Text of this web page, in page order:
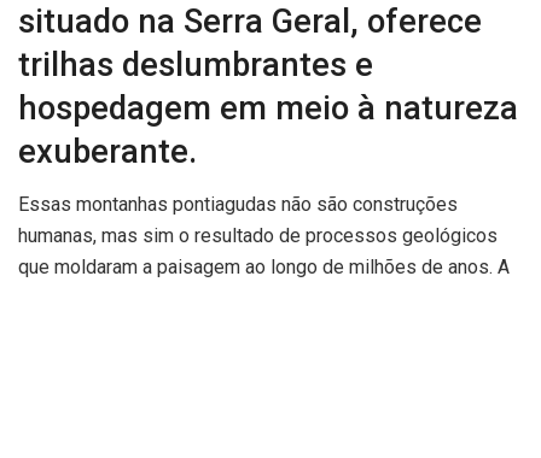
situado na Serra Geral, oferece
trilhas deslumbrantes e
hospedagem em meio à natureza
exuberante.
Essas montanhas pontiagudas não são construções
humanas, mas sim o resultado de processos geológicos
que moldaram a paisagem ao longo de milhões de anos. A